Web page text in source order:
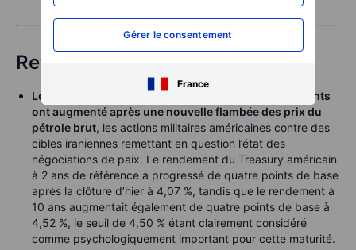
Gérer le consentement
France
Revenu fixe
Les Treasuries américains ont reculé et les rendements
ont augmenté après une nouvelle flambée des prix du
pétrole brut, les actions militaires américaines contre des
cibles iraniennes remettant en question l’état des
négociations de paix. Le rendement du Treasury américain
à 2 ans de référence a progressé de quatre points de base
après la clôture d’hier à 4,07 %, tandis que le rendement à
10 ans augmentait également de quatre points de base à
4,52 %, le seuil de 4,50 % étant clairement considéré
comme psychologiquement important pour cette maturité.